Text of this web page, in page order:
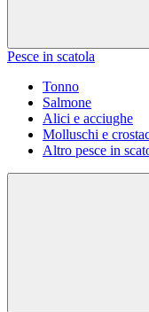
Pesce in scatola
Tonno
Salmone
Alici e acciughe
Molluschi e
Altro pesce in